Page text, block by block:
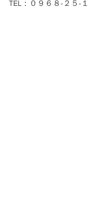
TEL：０９６８-２５-